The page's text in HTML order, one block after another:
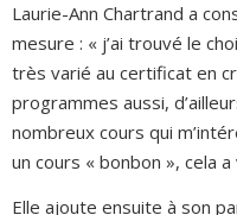
Laurie-Ann Chartrand a
mesure : « j’ai trouvé le
très varié au certificat en
programmes aussi,
nombreux cours qui
un cours « bonbon », cela
Elle ajoute ensuite à son